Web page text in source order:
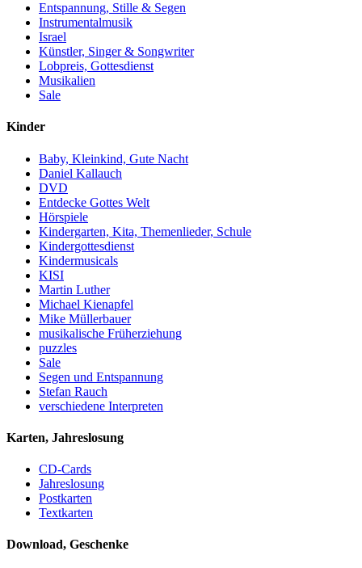
Entspannung, Stille & Segen
Instrumentalmusik
Israel
Künstler, Singer & Songwriter
Lobpreis, Gottesdienst
Musikalien
Sale
Kinder
Baby, Kleinkind, Gute Nacht
Daniel Kallauch
DVD
Entdecke Gottes Welt
Hörspiele
Kindergarten, Kita, Themenlieder, Schule
Kindergottesdienst
Kindermusicals
KISI
Martin Luther
Michael Kienapfel
Mike Müllerbauer
musikalische Früherziehung
puzzles
Sale
Segen und Entspannung
Stefan Rauch
verschiedene Interpreten
Karten, Jahreslosung
CD-Cards
Jahreslosung
Postkarten
Textkarten
Download, Geschenke